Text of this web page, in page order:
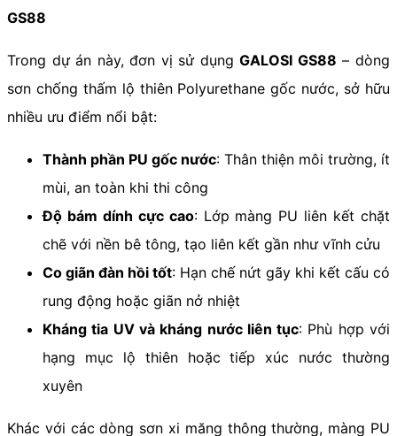
GS88
Trong dự án này, đơn vị sử dụngGALOSI GS88 – dòng
sơn chống thấm lộ thiên Polyurethane gốc nước, sở hữu
nhiều ưu điểm nổi bật:
Thành phần PU gốc nước: Thân thiện môi trường, ít
mùi, an toàn khi thi công
Độ bám dính cực cao: Lớp màng PU liên kết chặt
chẽ với nền bê tông, tạo liên kết gần như vĩnh cửu
Co giãn đàn hồi tốt: Hạn chế nứt gãy khi kết cấu có
rung động hoặc giãn nở nhiệt
Kháng tia UV và kháng nước liên tục: Phù hợp với
hạng mục lộ thiên hoặc tiếp xúc nước thường
xuyên
Khác với các dòng sơn xi măng thông thường, màng PU